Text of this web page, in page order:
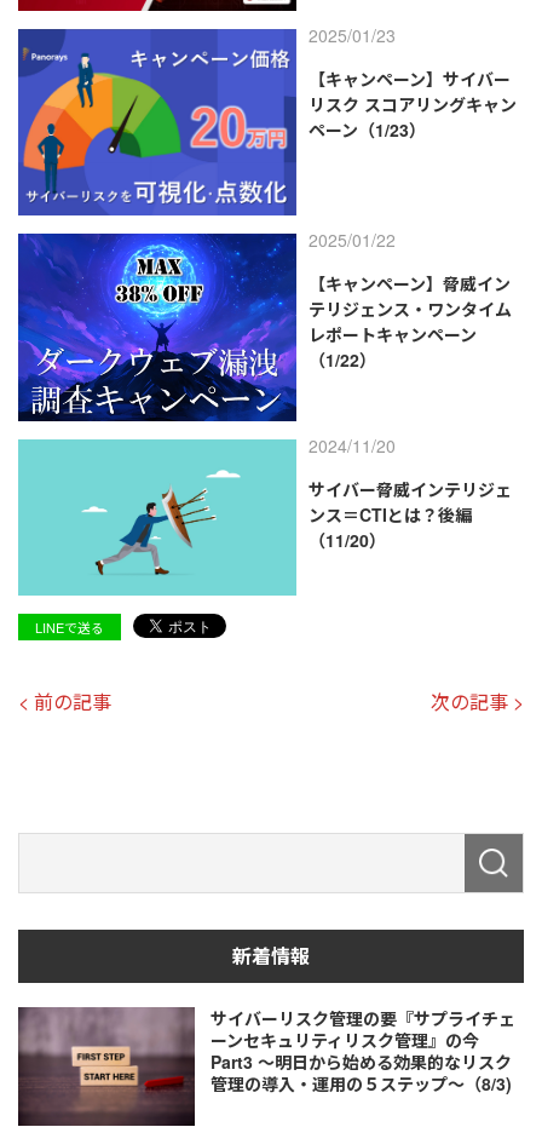
2025/01/23
【キャンペーン】サイバー
リスク スコアリングキャン
ペーン（1/23）
2025/01/22
【キャンペーン】脅威イン
テリジェンス・ワンタイム
レポートキャンペーン
（1/22）
2024/11/20
サイバー脅威インテリジェ
ンス＝CTIとは？後編
（11/20）
LINEで送る
< 前の記事 次の記事 >
新着情報
サイバーリスク管理の要『サプライチェ
ーンセキュリティリスク管理』の今
Part3 ～明日から始める効果的なリスク
管理の導入・運用の５ステップ～（8/3)